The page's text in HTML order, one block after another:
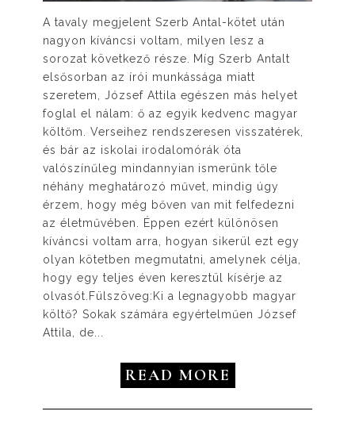
A tavaly megjelent Szerb Antal-kötet után
nagyon kíváncsi voltam, milyen lesz a
sorozat következő része. Míg Szerb Antalt
elsősorban az írói munkássága miatt
szeretem, József Attila egészen más helyet
foglal el nálam: ő az egyik kedvenc magyar
költőm. Verseihez rendszeresen visszatérek,
és bár az iskolai irodalomórák óta
valószínűleg mindannyian ismerünk tőle
néhány meghatározó művet, mindig úgy
érzem, hogy még bőven van mit felfedezni
az életművében. Éppen ezért különösen
kíváncsi voltam arra, hogyan sikerül ezt egy
olyan kötetben megmutatni, amelynek célja,
hogy egy teljes éven keresztül kísérje az
olvasót.Fülszöveg:Ki a legnagyobb magyar
költő? Sokak számára egyértelműen József
Attila, de...
READ MORE